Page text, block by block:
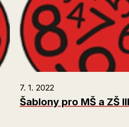
7. 1. 2022
Šablony pro MŠ a ZŠ III